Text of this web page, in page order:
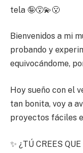
tela 🤪😵‍💫😮
Bienvenidos a mi
probando y
equivocándome,
Hoy sueño con el
tan bonita, voy a
proyectos fáciles
✨️ ¿TÚ CREES